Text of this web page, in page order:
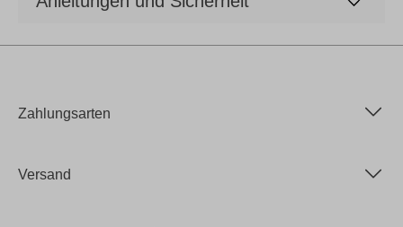
Zahlungsarten
Versand